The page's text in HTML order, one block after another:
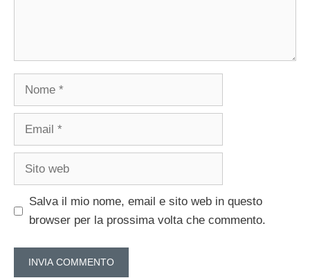
Nome
Email
Sito
Salva il mio nome, email e sito web in questo
browser per la prossima volta che commento.